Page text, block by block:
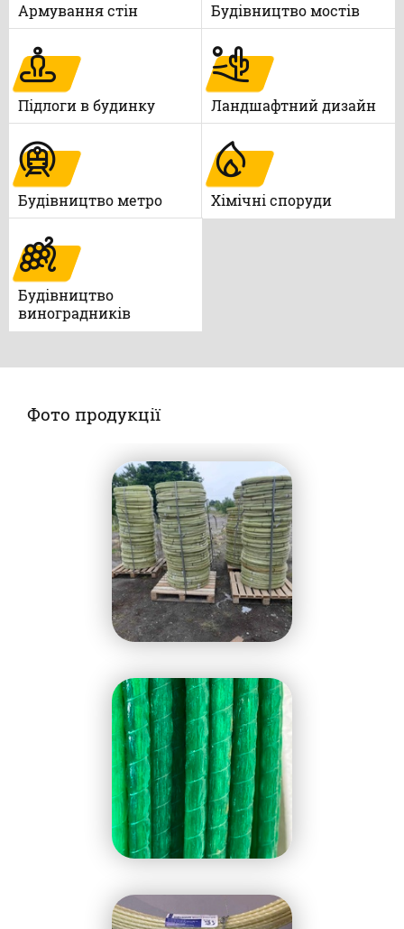
Армування стін Будівництво мостів
Підлоги в будинку Ландшафтний дизайн
Будівництво метро Xімічні споруди
Будівництво
виноградників
Фото продукції